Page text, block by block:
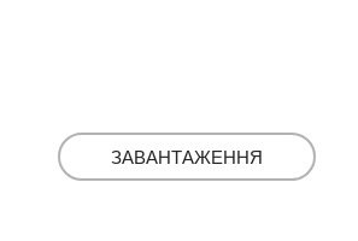
ЗАВАНТАЖЕННЯ